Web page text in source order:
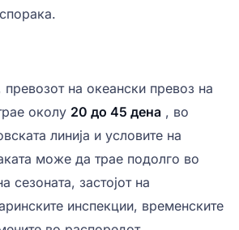
на океански превоз на
околу 20 до 45 дена , во
линија и условите на
може да трае подолго во
сезоната, застојот на
инспекции, временските